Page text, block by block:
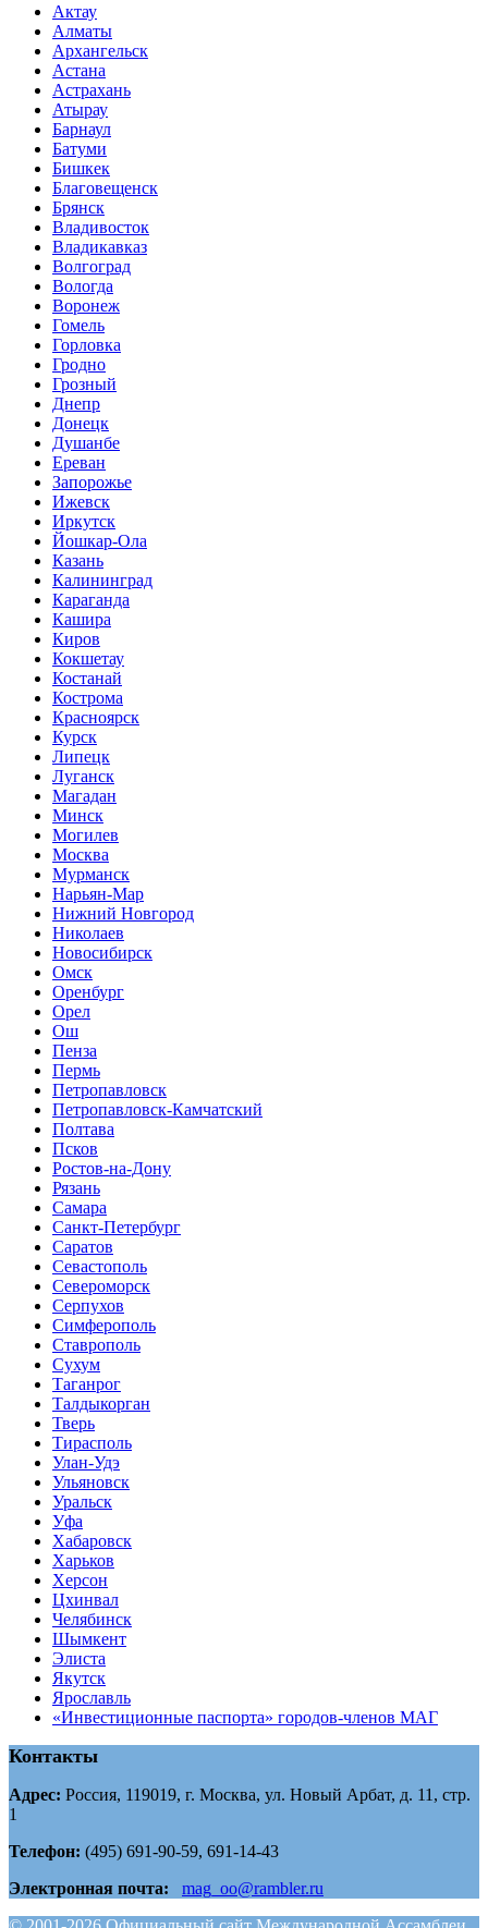
Актау
Алматы
Архангельск
Астана
Астрахань
Атырау
Барнаул
Батуми
Бишкек
Благовещенск
Брянск
Владивосток
Владикавказ
Волгоград
Вологда
Воронеж
Гомель
Горловка
Гродно
Грозный
Днепр
Донецк
Душанбе
Ереван
Запорожье
Ижевск
Иркутск
Йошкар-Ола
Казань
Калининград
Караганда
Кашира
Киров
Кокшетау
Костанай
Кострома
Красноярск
Курск
Липецк
Луганск
Магадан
Минск
Могилев
Москва
Мурманск
Нарьян-Мар
Нижний Новгород
Николаев
Новосибирск
Омск
Оренбург
Орел
Ош
Пенза
Пермь
Петропавловск
Петропавловск-Камчатский
Полтава
Псков
Ростов-на-Дону
Рязань
Самара
Санкт-Петербург
Саратов
Севастополь
Североморск
Серпухов
Симферополь
Ставрополь
Сухум
Таганрог
Tалдыкорган
Тверь
Тирасполь
Улан-Удэ
Ульяновск
Уральск
Уфа
Хабаровск
Харьков
Херсон
Цхинвал
Челябинск
Шымкент
Элиста
Якутск
Ярославль
«Инвестиционные паспорта» городов-членов МАГ
Контакты
Адрес: Россия, 119019, г. Москва, ул. Новый Арбат, д. 11, стр.
1
Телефон: (495) 691-90-59, 691-14-43
Электронная почта:
mag_oo@rambler.ru